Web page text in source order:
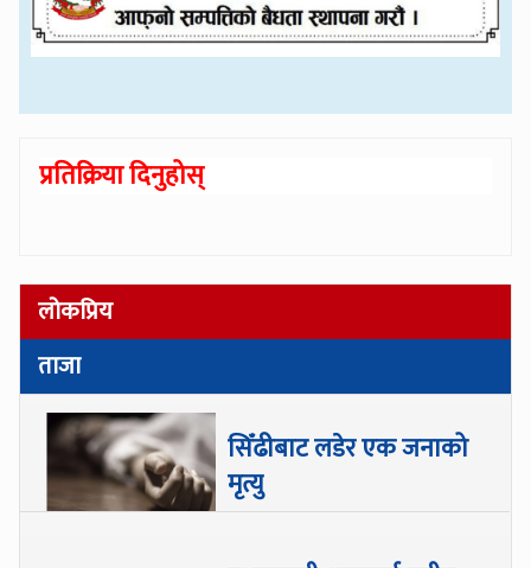
प्रतिक्रिया दिनुहोस्
लोकप्रिय
ताजा
सिँढीबाट लडेर एक जनाको
मृत्यु